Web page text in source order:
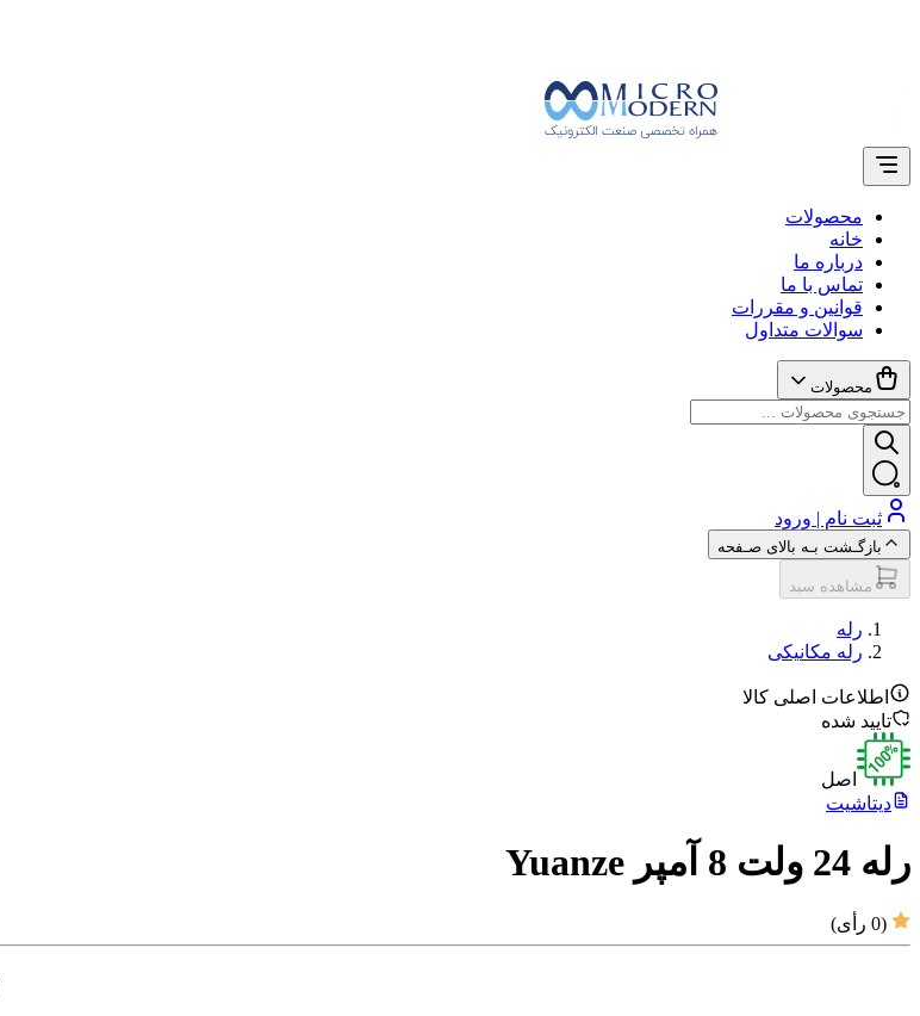
محصولات
خانه
درباره ما
تماس با ما
قوانین و مقررات
سوالات متداول
محصولات
ثبت نام | ورود
بازگـشت بـه بالای صـفحه
مشاهده سبد
رله‌
رله مکانیکی
اطلاعات اصلی کالا
تایید شده
اصل
دیتاشیت
رله 24 ولت 8 آمپر Yuanze
(
0 رأی)